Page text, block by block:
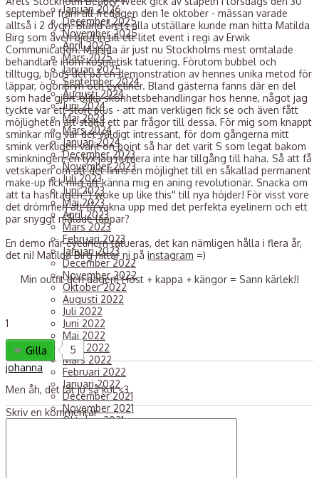
Januari 2026
December 2025
November 2025
April 2025
Mars 2025
Januari 2025
September 2024
Augusti 2024
Juni 2024
Maj 2024
Mars 2024
Januari 2024
December 2023
November 2023
Juli 2023
Juni 2023
Maj 2023
April 2023
Mars 2023
Februari 2023
Januari 2023
December 2022
November 2022
Oktober 2022
Augusti 2022
Juli 2022
Juni 2022
Maj 2022
April 2022
Mars 2022
Februari 2022
Januari 2022
December 2021
November 2021
Oktober 2021
september fram till fredagen den 1e oktober - mässan varade
alltså i 2 dygn. Bland årets alla utställare kunde man hitta Matilda
Birg som även bjöd in till ett litet event i regi av Erwik
Communication. Matilda är just nu Stockholms mest omtalade
behandlare inom kosmetisk tatuering. Förutom bubbel och
tilltugg, bjöds det på en demonstration av hennes unika metod för
läppar, ögonbryn och eyeliner. Bland gästerna fanns där en del
som hade gjort olika skönhetsbehandlingar hos henne, något jag
tyckte var ett stort plus - att man verkligen fick se och även fått
möjligheten att ställa ett par frågor till dessa. För mig som knappt
sminkar mig var det väldigt intressant, för dom gångerna mitt
smink verkligen varit on point så har det varit S som legat bakom
sminkningen, en lyx jag numera inte har tillgång till haha. Så att få
vetskapen om att det finns en möjlighet till en såkallad permanent
make-up fick mig att känna mig en aning revolutionär. Snacka om
att ta hashtagen ''I woke up like this'' till nya höjder! För visst vore
det drömmen att få vakna upp med det perfekta eyelinern och ett
par snyggt målade läppar?
En demo när eyelinern tatueras, det kan nämligen hålla i flera år,
det ni! Matilda Birg hittar ni på instagram =)
Min outfit den dagen! Höst + kappa + kängor = Sann kärlek!!
1
5
Gilla
johanna
Men åh, det lät ju så kul <3
Skriv en kommentar